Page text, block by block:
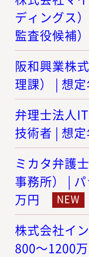
ディングス
監査役候補
阪和興業株
理課） | 想
弁理士法人
技術者 | 想
ミカタ弁護
事務所） |
万円
株式会社イ
800～1200